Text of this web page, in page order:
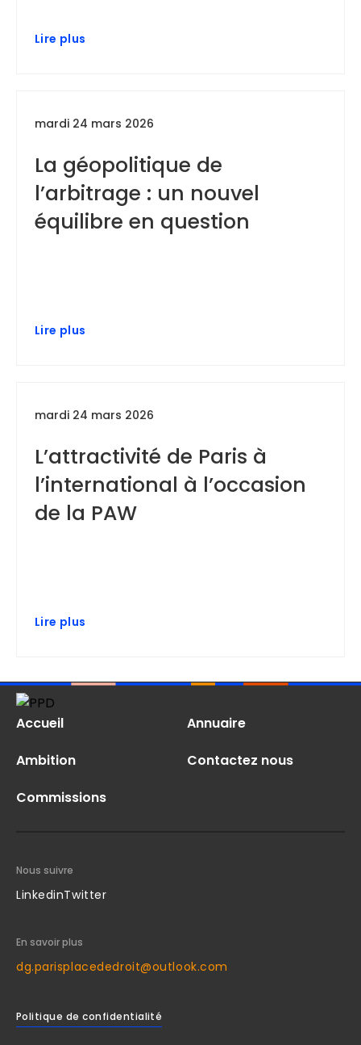
Lire plus
mardi 24 mars 2026
La géopolitique de
l’arbitrage : un nouvel
équilibre en question
Lire plus
mardi 24 mars 2026
L’attractivité de Paris à
l’international à l’occasion
de la PAW
Lire plus
Accueil
Ambition
Commissions
Annuaire
Contactez nous
Nous suivre
LinkedinTwitter
En savoir plus
dg.parisplacededroit@outlook.com
Politique de confidentialité